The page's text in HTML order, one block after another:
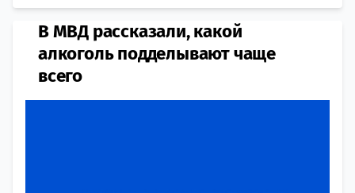
В МВД рассказали, какой
алкоголь подделывают чаще
всего